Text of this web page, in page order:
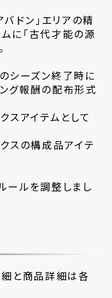
ドン」エリアの精
に「古代才能の源
シーズン終了時に
グ報酬の配布形式
スアイテムとして
スの構成品アイテ
ールを調整しまし
と商品詳細は各